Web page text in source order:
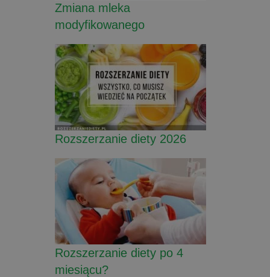
Zmiana mleka
modyfikowanego
Rozszerzanie diety 2026
Rozszerzanie diety po 4
miesiącu?